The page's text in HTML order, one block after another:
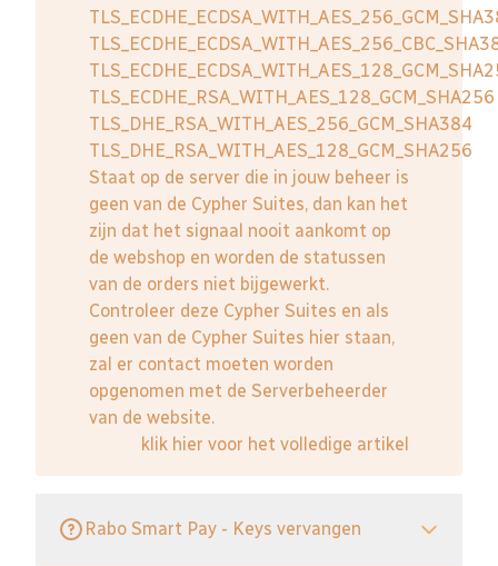
TLS_ECDHE_RSA_WITH_AES_128_GCM_SHA256
TLS_DHE_RSA_WITH_AES_256_GCM_SHA384
TLS_DHE_RSA_WITH_AES_128_GCM_SHA256
Staat op de server die in jouw beheer is
geen van de Cypher Suites, dan kan het
zijn dat het signaal nooit aankomt op
de webshop en worden de statussen
van de orders niet bijgewerkt.
Controleer deze Cypher Suites en als
geen van de Cypher Suites hier staan,
zal er contact moeten worden
opgenomen met de Serverbeheerder
van de website.
klik hier voor het volledige artikel
Rabo Smart Pay - Keys vervangen